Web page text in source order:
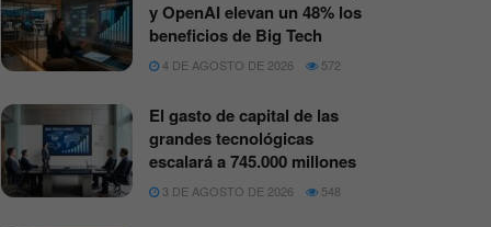
y OpenAI elevan un 48% los
beneficios de Big Tech
4 DE AGOSTO DE 2026 572
El gasto de capital de las
grandes tecnológicas
escalará a 745.000 millones
3 DE AGOSTO DE 2026 548